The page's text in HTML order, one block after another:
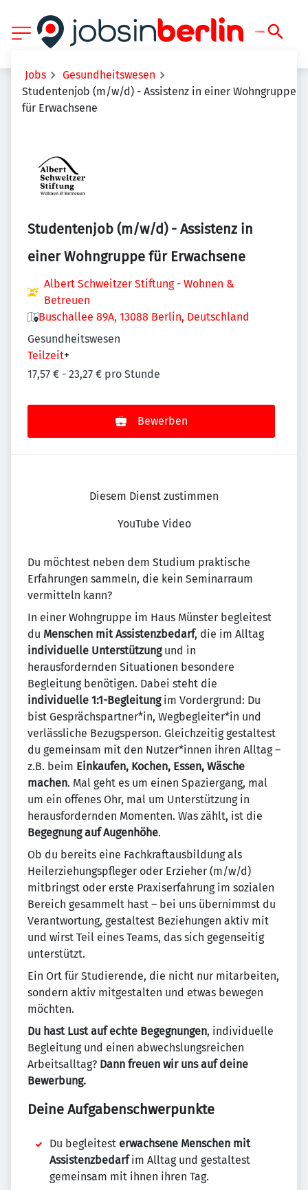
Jobs
Gesundheitswesen
Studentenjob (m/w/d) - Assistenz in einer Wohngruppe
für Erwachsene
Studentenjob (m/w/d) - Assistenz in
einer Wohngruppe für Erwachsene
Albert Schweitzer Stiftung - Wohnen &
Betreuen
Buschallee 89A, 13088 Berlin, Deutschland
Gesundheitswesen
Teilzeit+
17,57 € - 23,27 € pro Stunde
Bewerben
Diesem Dienst zustimmen
YouTube Video
Du möchtest neben dem Studium praktische
Erfahrungen sammeln, die kein Seminarraum
vermitteln kann?
In einer Wohngruppe im Haus Münster begleitest
du Menschen mit Assistenzbedarf, die im Alltag
individuelle Unterstützungund in
herausfordernden Situationen besondere
Begleitung benötigen. Dabei steht die
individuelle 1:1-Begleitungim Vordergrund: Du
bist Gesprächspartner*in, Wegbegleiter*in und
verlässliche Bezugsperson. Gleichzeitig gestaltest
du gemeinsam mit den Nutzer*innen ihren Alltag –
z.B. beim Einkaufen, Kochen, Essen, Wäsche
machen. Mal geht es um einen Spaziergang, mal
um ein offenes Ohr, mal um Unterstützung in
herausfordernden Momenten. Was zählt, ist die
Begegnung auf Augenhöhe.
Ob du bereits eine Fachkraftausbildung als
Heilerziehungspfleger oder Erzieher (m/w/d)
mitbringst oder erste Praxiserfahrung im sozialen
Bereich gesammelt hast – bei uns übernimmst du
Verantwortung, gestaltest Beziehungen aktiv mit
und wirst Teil eines Teams, das sich gegenseitig
unterstützt.
Ein Ort für Studierende, die nicht nur mitarbeiten,
sondern aktiv mitgestalten und etwas bewegen
möchten.
Du hast Lust auf echte Begegnungen, individuelle
Begleitung und einen abwechslungsreichen
Arbeitsalltag? Dann freuen wir uns auf deine
Bewerbung.
Deine Aufgabenschwerpunkte
Du begleitest erwachsene Menschen mit
Assistenzbedarfim Alltag und gestaltest
gemeinsam mit ihnen ihren Tag.